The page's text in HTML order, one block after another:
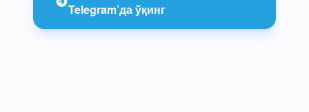
Telegram’да ўқинг